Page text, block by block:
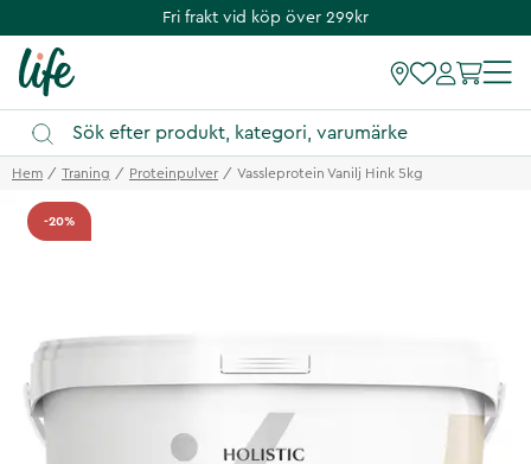
Fri frakt vid köp över 299kr
Hem Traning Proteinpulver Vassleprotein Vanilj Hink 5kg
-20%